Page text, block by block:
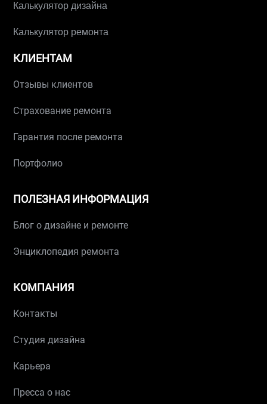
Калькулятор дизайна
Калькулятор ремонта
КЛИЕНТАМ
Отзывы клиентов
Страхование ремонта
Гарантия после ремонта
Портфолио
ПОЛЕЗНАЯ ИНФОРМАЦИЯ
Блог о дизайне и ремонте
Энциклопедия ремонта
КОМПАНИЯ
Контакты
Студия дизайна
Карьера
Пресса о нас